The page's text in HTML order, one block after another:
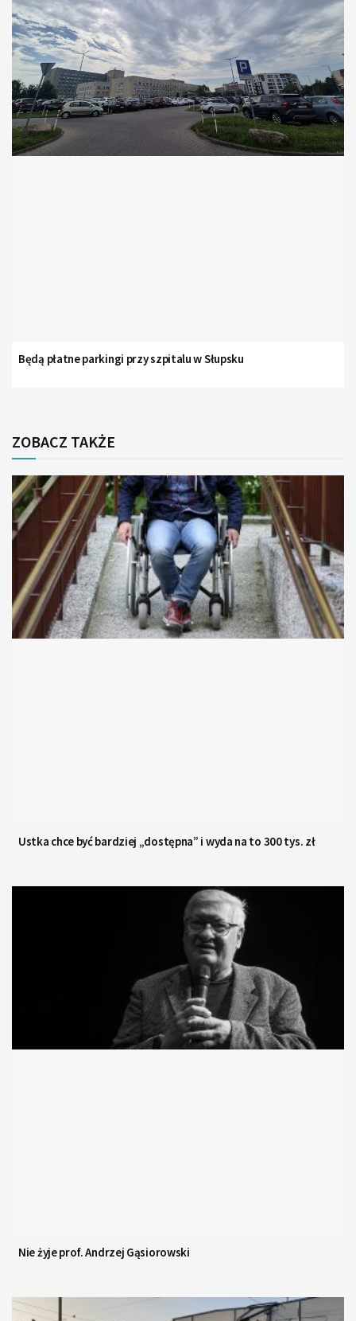
Będą płatne parkingi przy szpitalu w Słupsku
ZOBACZ TAKŻE
Ustka chce być bardziej „dostępna” i wyda na to 300 tys. zł
Nie żyje prof. Andrzej Gąsiorowski